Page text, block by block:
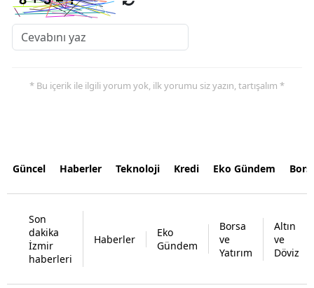
* Bu içerik ile ilgili yorum yok, ilk yorumu siz yazın, tartışalım *
Güncel Haberler Teknoloji Kredi Eko Gündem
Son
dakika
İzmir
haberleri
Haberler
Eko
Gündem
Borsa
ve
Yatırım
Altın
ve
Döviz